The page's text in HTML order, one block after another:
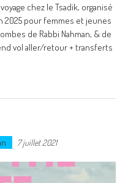
chez le Tsadik, organisé
2025 pour femmes et jeunes
de Rabbi Nahman, & de
vol aller/retour + transferts
7 juillet 2021